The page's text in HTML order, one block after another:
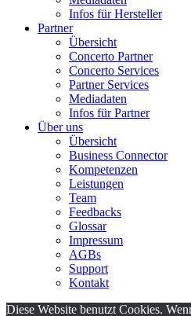
Infos für Hersteller
Partner
Übersicht
Concerto Partner
Concerto Services
Partner Services
Mediadaten
Infos für Partner
Über uns
Übersicht
Business Connector
Kompetenzen
Leistungen
Team
Feedbacks
Glossar
Impressum
AGBs
Support
Kontakt
Diese Website benutzt Cookies.